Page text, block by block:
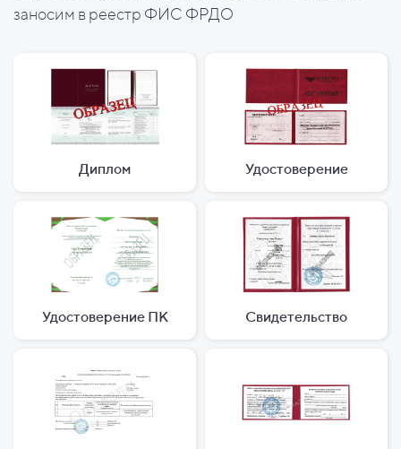
заносим в реестр ФИС ФРДО
Диплом Удостоверение
Удостоверение ПК Свидетельство